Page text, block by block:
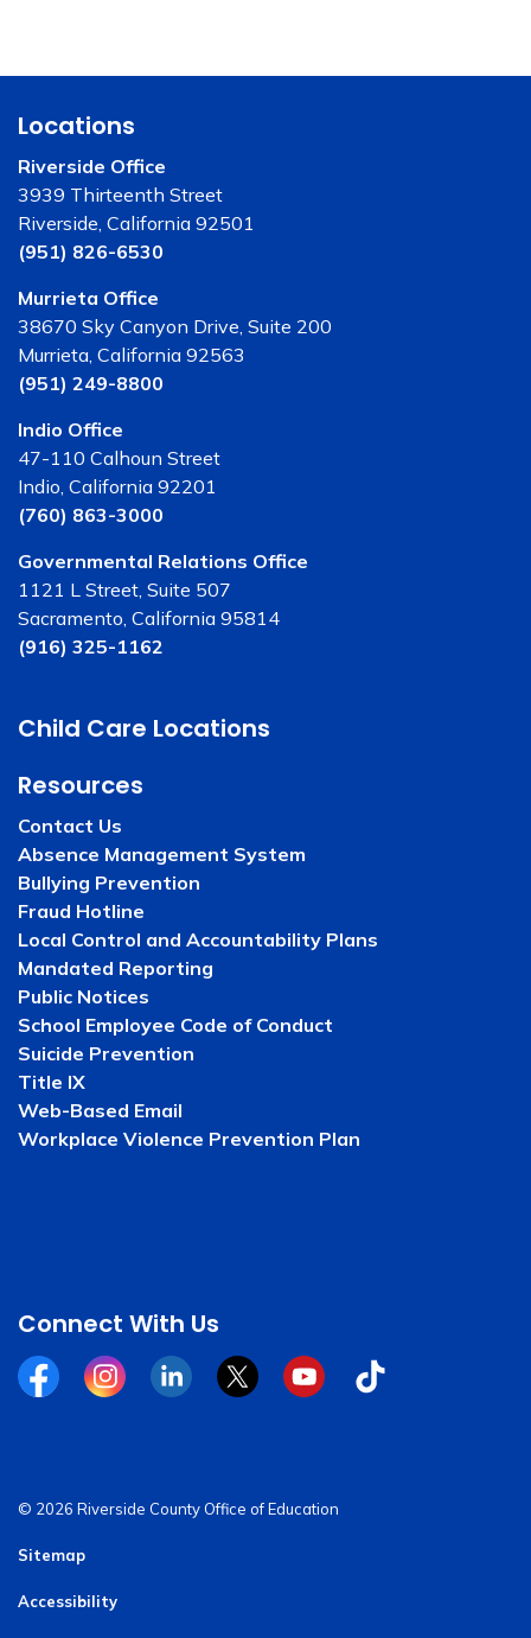
Locations
Riverside Office
3939 Thirteenth Street
Riverside, California 92501
(951) 826-6530
Murrieta Office
38670 Sky Canyon Drive, Suite 200
Murrieta, California 92563
(951) 249-8800
Indio Office
47-110 Calhoun Street
Indio, California 92201
(760) 863-3000
Governmental Relations Office
1121 L Street, Suite 507
Sacramento, California 95814
(916) 325-1162
Child Care Locations
Resources
Contact Us
Absence Management System
Bullying Prevention
Fraud Hotline
Local Control and Accountability Plans
Mandated Reporting
Public Notices
School Employee Code of Conduct
Suicide Prevention
Title IX
Web-Based Email
Workplace Violence Prevention Plan
Connect With Us
FacebookInstagramLinkedinTwitterYouTubeTiktok
© 2026 Riverside County Office of Education
Sitemap
Accessibility